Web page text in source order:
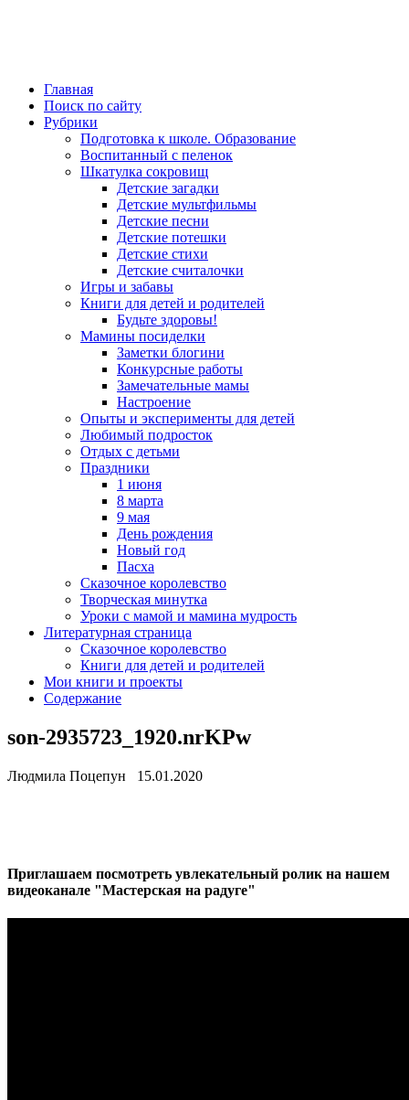
Главная
Поиск по сайту
Рубрики
Подготовка к школе. Образование
Воспитанный с пеленок
Шкатулка сокровищ
Детские загадки
Детские мультфильмы
Детские песни
Детские потешки
Детские стихи
Детские считалочки
Игры и забавы
Книги для детей и родителей
Будьте здоровы!
Мамины посиделки
Заметки блогини
Конкурсные работы
Замечательные мамы
Настроение
Опыты и эксперименты для детей
Любимый подросток
Отдых с детьми
Праздники
1 июня
8 марта
9 мая
День рождения
Новый год
Пасха
Сказочное королевство
Творческая минутка
Уроки с мамой и мамина мудрость
Литературная страница
Сказочное королевство
Книги для детей и родителей
Мои книги и проекты
Содержание
son-2935723_1920.nrKPw
Людмила Поцепун 15.01.2020
Приглашаем посмотреть увлекательный ролик на нашем
видеоканале "Мастерская на радуге"